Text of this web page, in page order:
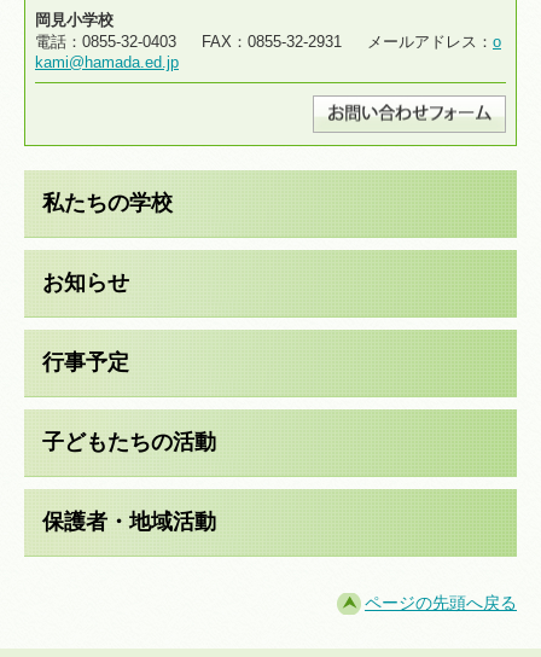
岡見小学校
電話：0855-32-0403 FAX：0855-32-2931 メールアドレス： o
kami@hamada.ed.jp
私たちの学校
お知らせ
行事予定
子どもたちの活動
保護者・地域活動
ページの先頭へ戻る